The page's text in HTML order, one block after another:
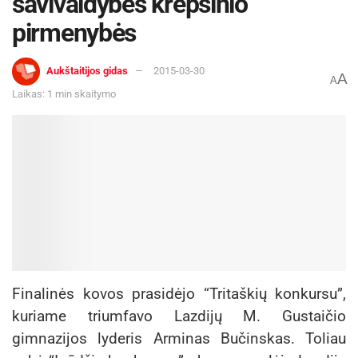
pirmenybės
Aukštaitijos gidas
2015-03-30
Laikas: 1 min skaitymo
AA
Finalinės kovos prasidėjo “Tritaškių konkursu”,
kuriame triumfavo Lazdijų M. Gustaičio
gimnazijos lyderis Arminas Bučinskas. Toliau